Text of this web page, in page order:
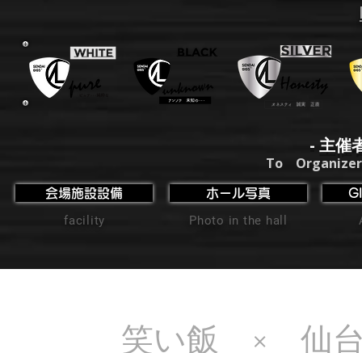
- 主催
To
会場施設設備
facility
ホール写真
Photo in the hall
笑い飯 × 仙台